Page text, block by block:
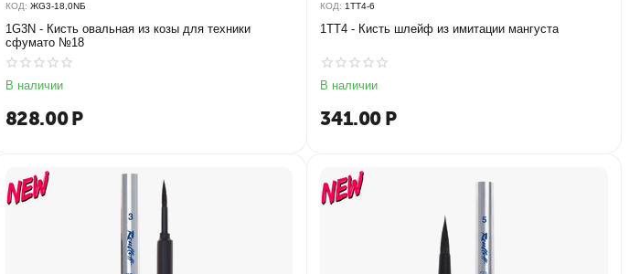
КОД: ЖG3-18,0NБ
1G3N - Кисть овальная из козы для техники
сфумато №18
В наличии
828.00Р
КОД: 1TT4-6
1TT4 - Кисть шлейф из имитации мангуста
В наличии
341.00 Р